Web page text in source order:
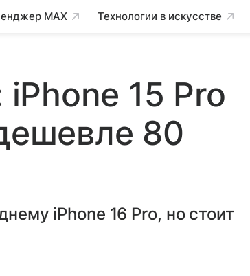
MAX Технологии в искусстве
15 Pro
80
iPhone 16 Pro, но стоит